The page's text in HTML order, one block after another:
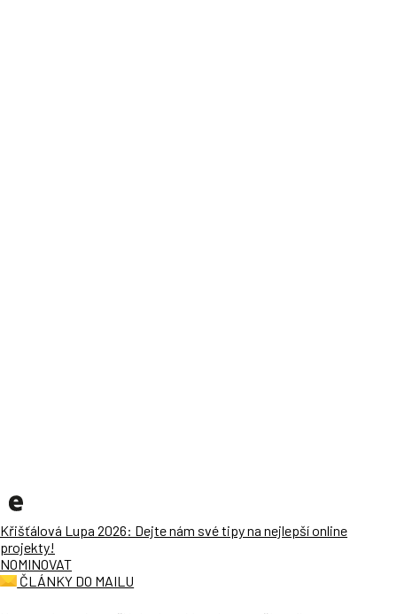
Křišťálová Lupa 2026: Dejte nám své tipy na nejlepší online
projekty!
NOMINOVAT
ČLÁNKY DO MAILU